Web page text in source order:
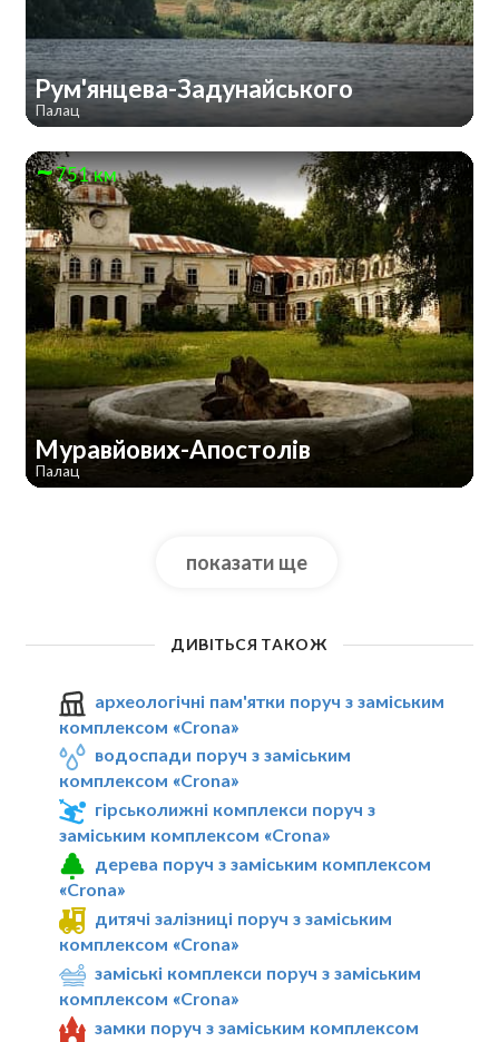
Рум'янцева-Задунайського
Палац
751 км
Муравйових-Апостолів
Палац
показати ще
ДИВІТЬСЯ ТАКОЖ
археологічні пам'ятки поруч з заміським
комплексом «Crona»
водоспади поруч з заміським
комплексом «Crona»
гірськолижні комплекси поруч з
заміським комплексом «Crona»
дерева поруч з заміським комплексом
«Crona»
дитячі залізниці поруч з заміським
комплексом «Crona»
заміські комплекси поруч з заміським
комплексом «Crona»
замки поруч з заміським комплексом